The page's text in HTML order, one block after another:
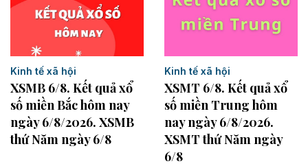
Kinh tế xã hội
XSMB 6/8. Kết quả xổ
số miền Bắc hôm nay
ngày 6/8/2026. XSMB
thứ Năm ngày 6/8
Kinh tế xã hội
XSMT 6/8. Kết quả xổ
số miền Trung hôm
nay ngày 6/8/2026.
XSMT thứ Năm ngày
6/8